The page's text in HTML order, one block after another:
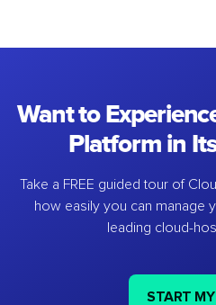
Want to
Platform in
Take a FREE guided tour of
how easily you can manage
leading cloud-
START